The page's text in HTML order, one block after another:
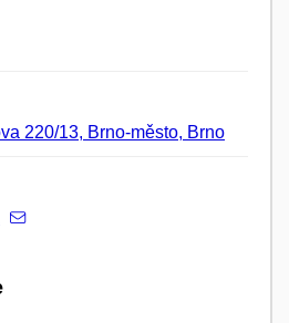
220/13, Brno-město, Brno